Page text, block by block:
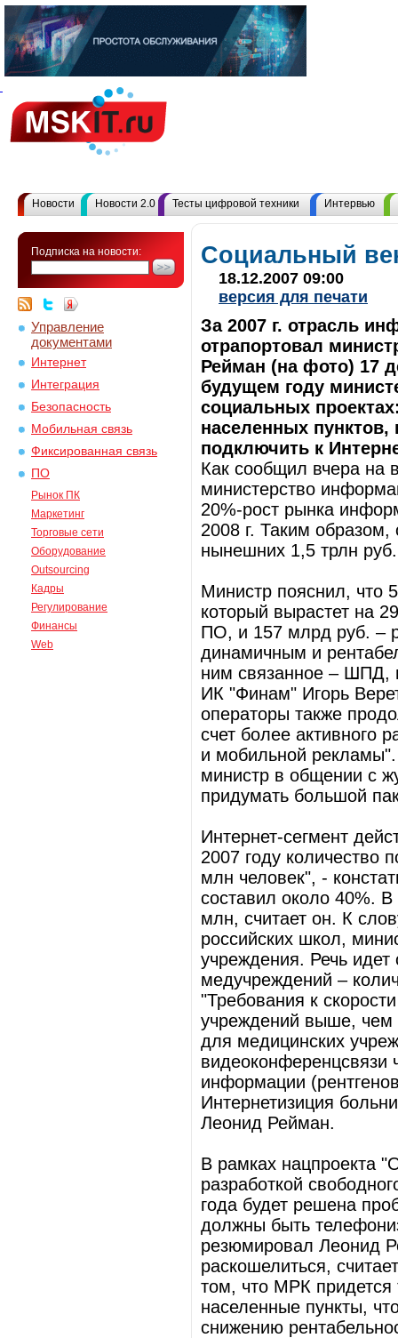
Новости Новости 2.0 Тесты цифровой техники Интервью
Подписка на новости:
Управление
документами
Интернет
Интеграция
Безопасность
Мобильная связь
Фиксированная связь
ПО
Рынок ПК
Маркетинг
Торговые сети
Оборудование
Outsourcing
Кадры
Регулирование
Финансы
Web
Социальный
18.12.2007 09:00
версия для печати
За 2007 г. отрасль
отрапортовал
Рейман (на фото) 17
будущем году
социальных
населенных
подключить к
Как сообщил вчера на
министерство
20%-рост рынка
2008 г. Таким
нынешних 1,5 трлн руб.
Министр пояснил, что
который вырастет на
ПО, и 157 млрд руб. –
динамичным и
ним связанное – ШПД,
ИК "Финам" Игорь
операторы также
счет более активного
и мобильной
министр в общении с
придумать большой
Интернет-сегмент
2007 году количество
млн человек", -
составил около 40%. В
млн, считает он. К
российских школ,
учреждения. Речь
медучреждений –
"Требования к
учреждений выше, чем
для медицинских
видеоконференцсвязи
информации
Интернетизиция
Леонид Рейман.
В рамках нацпроекта
разработкой
года будет решена
должны быть
резюмировал Леонид
раскошелиться,
том, что МРК придется
населенные пункты,
снижению